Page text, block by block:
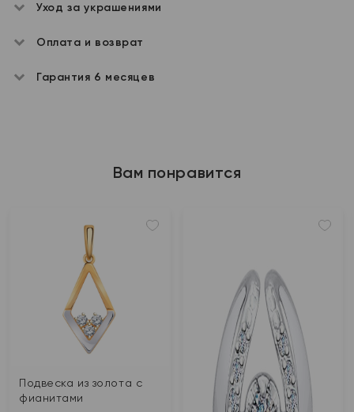
Уход за украшениями
Оплата и возврат
Гарантия 6 месяцев
Вам понравится
Подвеска из золота с
фианитами